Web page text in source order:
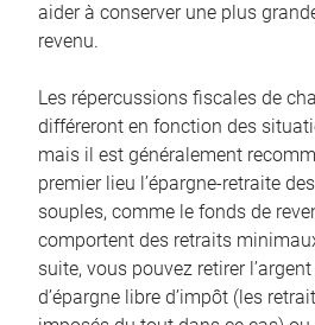
aider à conserver une plus
revenu.
Les répercussions fiscales de
différeront en fonction des
mais il est généralement
premier lieu l’épargne-retraite
souples, comme le fonds de
comportent des retraits
suite, vous pouvez retirer
d’épargne libre d’impôt (les